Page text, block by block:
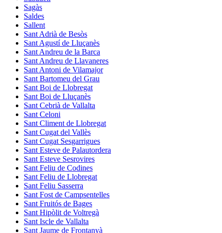
Sagàs
Saldes
Sallent
Sant Adrià de Besòs
Sant Agustí de Lluçanès
Sant Andreu de la Barca
Sant Andreu de Llavaneres
Sant Antoni de Vilamajor
Sant Bartomeu del Grau
Sant Boi de Llobregat
Sant Boi de Lluçanès
Sant Cebrià de Vallalta
Sant Celoni
Sant Climent de Llobregat
Sant Cugat del Vallès
Sant Cugat Sesgarrigues
Sant Esteve de Palautordera
Sant Esteve Sesrovires
Sant Feliu de Codines
Sant Feliu de Llobregat
Sant Feliu Sasserra
Sant Fost de Campsentelles
Sant Fruitós de Bages
Sant Hipòlit de Voltregà
Sant Iscle de Vallalta
Sant Jaume de Frontanyà